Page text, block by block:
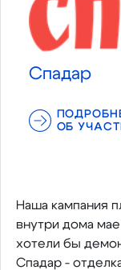
Спадар
ОБ
Наша кампания
внутри дома
хотели бы
Спадар -